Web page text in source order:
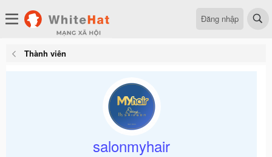
Đăng nhập
Thành viên
salonmyhair